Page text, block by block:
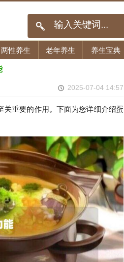
两性养生 老年养生 养生宝典
2025-07-04 14:57
关重要的作用。下面为您详细介绍蛋